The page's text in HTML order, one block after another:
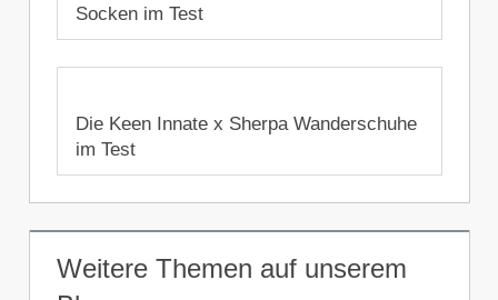
Socken im Test
13. Januar 2020
Die Keen Innate x Sherpa Wanderschuhe
im Test
9. November 2019
Weitere Themen auf unserem